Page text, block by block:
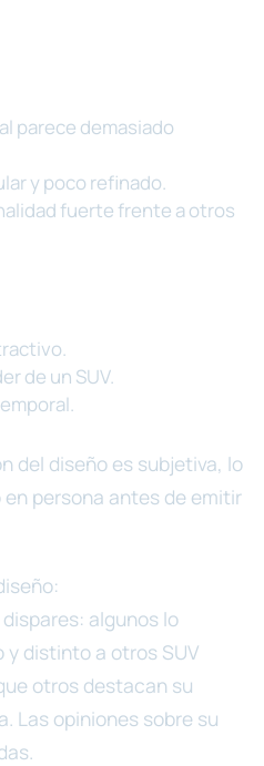
parece demasiado
y poco refinado.
fuerte frente a otros
de un SUV.
del diseño es subjetiva, lo
persona antes de emitir
algunos lo
distinto a otros SUV
otros destacan su
Las opiniones sobre su